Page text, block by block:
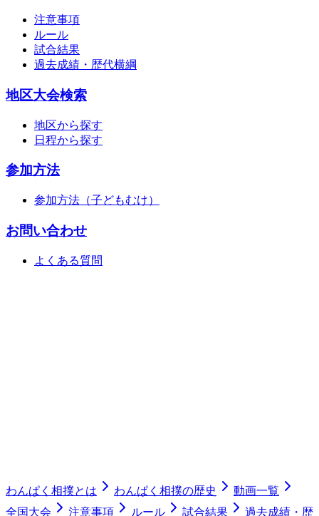
注意事項
ルール
試合結果
過去成績・歴代横綱
地区大会検索
地区から探す
日程から探す
参加方法
参加方法（子どもむけ）
お問い合わせ
よくある質問
わんぱく相撲とは わんぱく相撲の歴史
動画一覧
全国大会
注意事項 ルール 試合結果 過去成績・歴